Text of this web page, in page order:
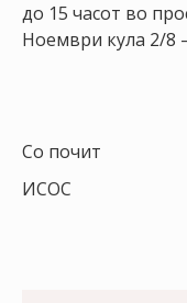
до 15 часот во
Ноември кула 2/8
Со почит
ИСОС